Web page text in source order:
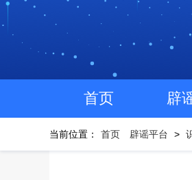
首页 辟
当前位置： 首页 辟谣平台 >